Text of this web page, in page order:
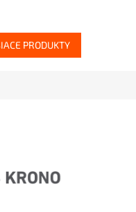
PRODUKTY